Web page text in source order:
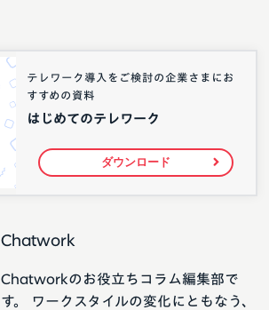
テレワーク導入をご検討の企業さまにお
すすめの資料
はじめてのテレワーク
ダウンロード
Chatwork
Chatworkのお役立ちコラム編集部で
す。 ワークスタイルの変化にともなう、